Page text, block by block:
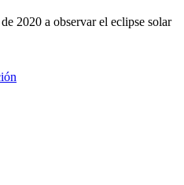
2020 a observar el eclipse solar